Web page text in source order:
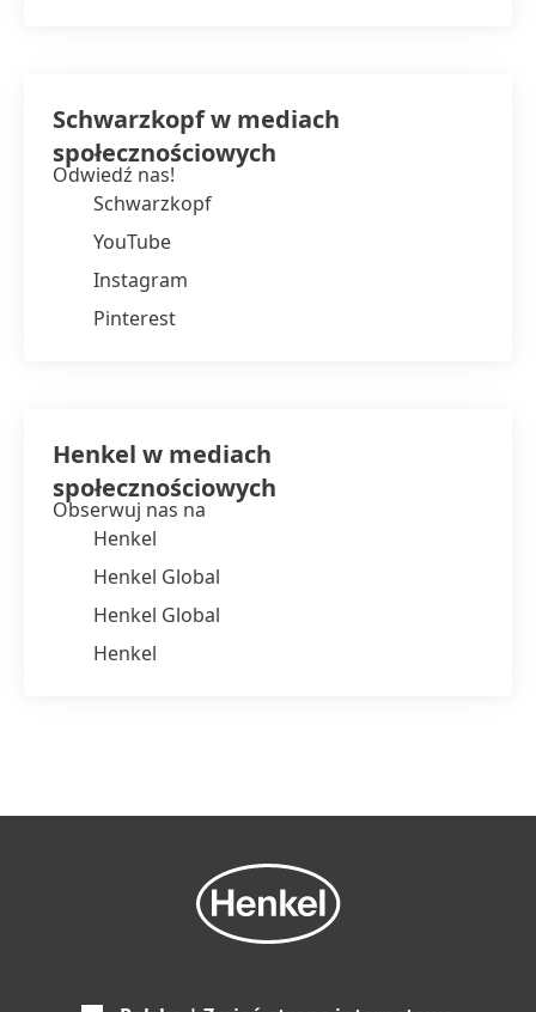
Schwarzkopf w mediach
społecznościowych
Odwiedź nas!
Schwarzkopf
YouTube
Instagram
Pinterest
Henkel w mediach
społecznościowych
Obserwuj nas na
Henkel
Henkel Global
Henkel Global
Henkel